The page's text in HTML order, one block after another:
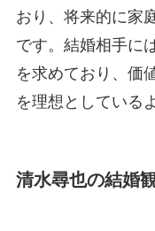
おり、将来的に家
です。結婚相手に
を求めており、価
を理想としている
清水尋也の結婚